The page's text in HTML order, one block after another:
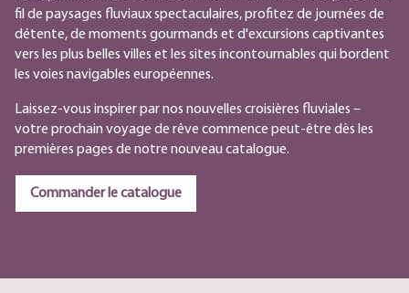
fil de paysages fluviaux spectaculaires, profitez de journées de
détente, de moments gourmands et d'excursions captivantes
vers les plus belles villes et les sites incontournables qui bordent
les voies navigables européennes.
Laissez-vous inspirer par nos nouvelles croisières fluviales –
votre prochain voyage de rêve commence peut-être dès les
premières pages de notre nouveau catalogue.
Commander le catalogue